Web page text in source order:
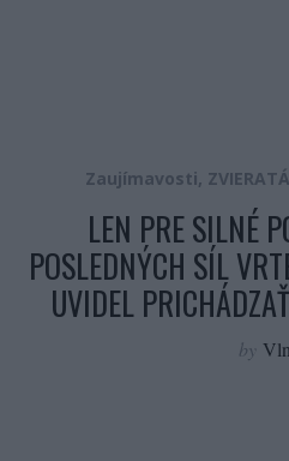
Zaujímavosti, ZVIERATÁ
LEN PRE SILNÉ
POSLEDNÝCH SÍL
UVIDEL
by